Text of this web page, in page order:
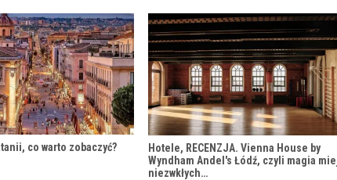
co warto zobaczyć?
Hotele, RECENZJA. Vienna House by
Wyndham Andel's Łódź, czyli magia
niezwkłych…